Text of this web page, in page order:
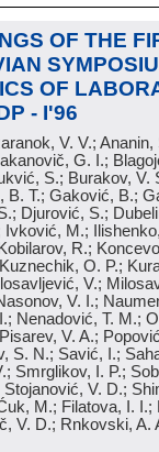
OF THE
OF
- I'96
V. V.;
G. I.;
S.; Burakov, V.
B. T.; Gaković, B.;
Djurović, S.;
Ivković, M.;
R.;
O. P.;
V.;
V. I.;
Nenadović, T. M.;
V. A.;
S. N.; Savić, I.;
Smrglikov, I. P.;
V. D.;
M.; Filatova, I.
V. D.; Rnkovski, A.